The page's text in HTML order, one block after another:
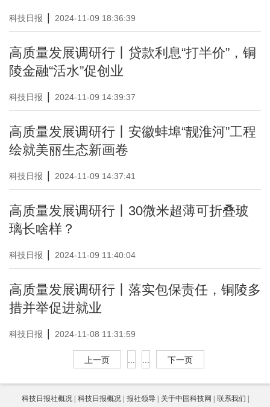
科技日报 2024-11-09 18:36:39
高质量发展调研行丨贷款利息“打半价”，铜
陵金融“活水”促创业
科技日报 2024-11-09 14:39:37
高质量发展调研行丨安徽蚌埠“靓淮河”工程
绘就美丽生态新画卷
科技日报 2024-11-09 14:37:41
高质量发展调研行丨30微米超薄可折叠玻
璃长啥样？
科技日报 2024-11-09 11:40:04
高质量发展调研行丨落实包保责任，铜陵多
措并举促进就业
科技日报 2024-11-08 11:31:59
上一页 下一页
科技日报社概况 科技日报概况 报社领导 关于中国科技网 联系我们